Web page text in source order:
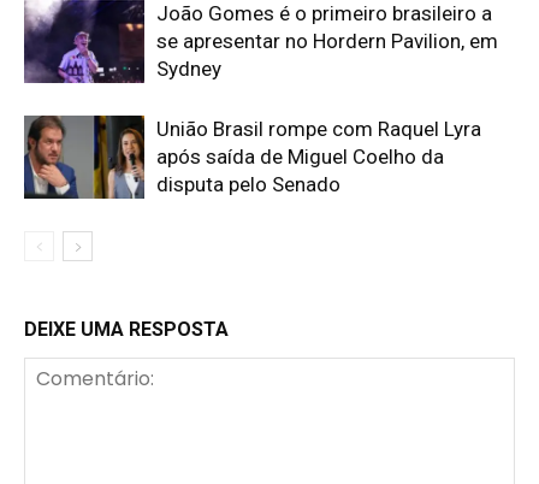
João Gomes é o primeiro brasileiro a
se apresentar no Hordern Pavilion, em
Sydney
União Brasil rompe com Raquel Lyra
após saída de Miguel Coelho da
disputa pelo Senado
DEIXE UMA RESPOSTA